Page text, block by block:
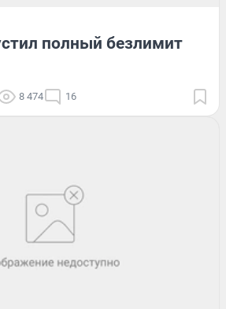
полный безлимит
8 474 16